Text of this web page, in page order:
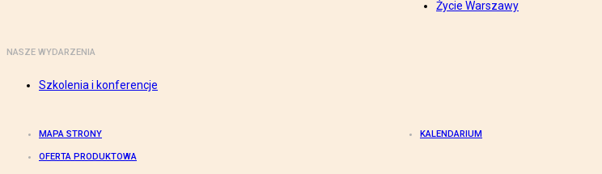
Życie Warszawy
NASZE WYDARZENIA
Szkolenia i konferencje
MAPA STRONY KALENDARIUM
OFERTA PRODUKTOWA